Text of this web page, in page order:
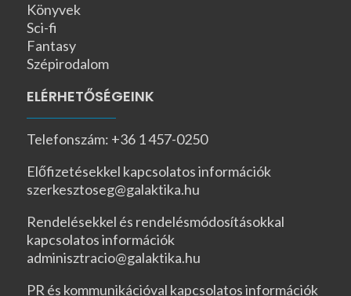
Könyvek
Sci-fi
Fantasy
Szépirodalom
ELÉRHETŐSÉGEINK
Telefonszám: +36 1 457-0250
Előfizetésekkel kapcsolatos információk
szerkesztoseg@galaktika.hu
Rendelésekkel és rendelésmódosításokkal
kapcsolatos információk
adminisztracio@galaktika.hu
PR és kommunikációval kapcsolatos információk